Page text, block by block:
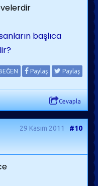
başlıca
Paylaş Paylaş
Cevapla
29 Kasım 2011 #10